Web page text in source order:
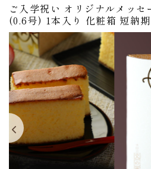
ご入学祝い オリジナルメッ
(0.6号) 1本入り 化粧箱 短納